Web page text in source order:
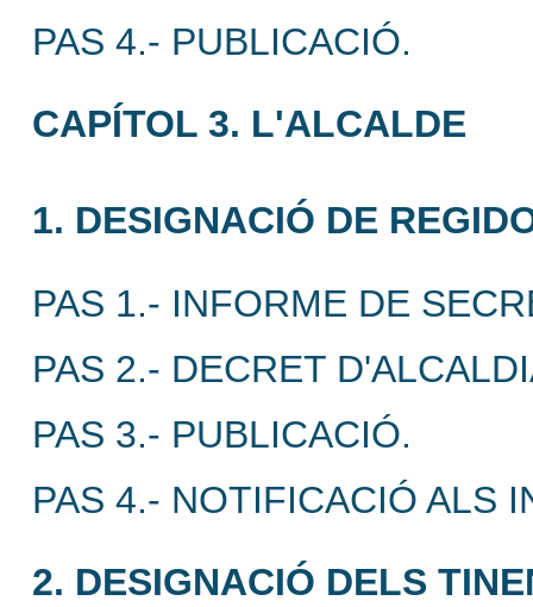
PAS 4.- PUBLICACIÓ.
CAPÍTOL 3. L'ALCALDE
1. DESIGNACIÓ DE
PAS 1.- INFORME DE
PAS 2.- DECRET
PAS 3.- PUBLICACIÓ.
PAS 4.- NOTIFICACIÓ ALS
2. DESIGNACIÓ DELS